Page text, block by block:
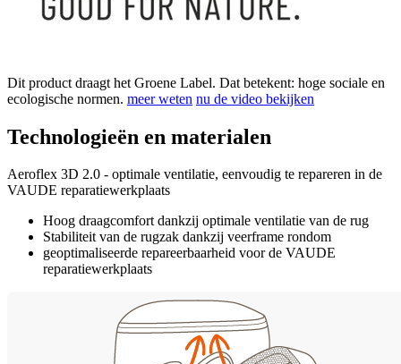
Dit product draagt het Groene Label. Dat betekent: hoge sociale en
ecologische normen. meer weten nu de video bekijken
Technologieën en materialen
Aeroflex 3D 2.0 - optimale ventilatie, eenvoudig te repareren in de
VAUDE reparatiewerkplaats
Hoog draagcomfort dankzij optimale ventilatie van de rug
Stabiliteit van de rugzak dankzij veerframe rondom
geoptimaliseerde repareerbaarheid voor de VAUDE
reparatiewerkplaats